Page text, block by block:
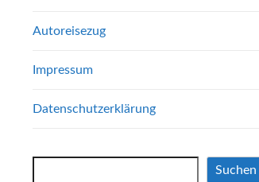
Autoreisezug
Impressum
Datenschutzerklärung
Suchen